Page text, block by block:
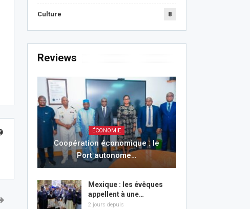
Culture 8
Reviews
ÉCONOMIE
Coopération économique : le
Port autonome…
Mexique : les évêques
appellent à une…
2 jours depuis